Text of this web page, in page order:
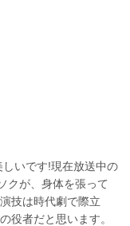
いです!現在放送中の
クが、身体を張って
技は時代劇で際立
役者だと思います。